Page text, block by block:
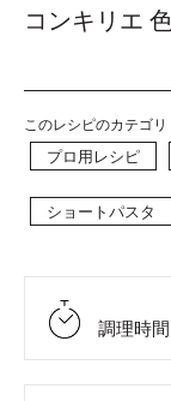
コンキリエ
このレシピのカテゴリ
プロ用レシピ
ショートパスタ
調理時